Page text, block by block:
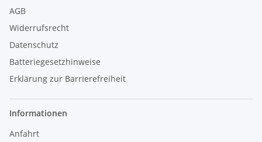
AGB
Widerrufsrecht
Datenschutz
Batteriegesetzhinweise
Erklärung zur Barrierefreiheit
Informationen
Anfahrt